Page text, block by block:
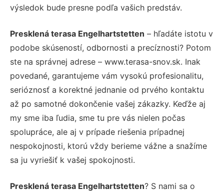
výsledok bude presne podľa vašich predstáv.
Presklená terasa Engelhartstetten – hľadáte istotu v
podobe skúseností, odbornosti a precíznosti? Potom
ste na správnej adrese – www.terasa-snov.sk. Inak
povedané, garantujeme vám vysokú profesionalitu,
serióznosť a korektné jednanie od prvého kontaktu
až po samotné dokončenie vašej zákazky. Keďže aj
my sme iba ľudia, sme tu pre vás nielen počas
spolupráce, ale aj v prípade riešenia prípadnej
nespokojnosti, ktorú vždy berieme vážne a snažíme
sa ju vyriešiť k vašej spokojnosti.
Presklená terasa Engelhartstetten? S nami sa o